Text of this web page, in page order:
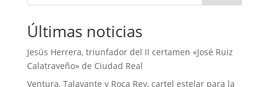
Últimas noticias
Jesús Herrera, triunfador del II certamen «José Ruiz
Calatraveño» de Ciudad Real
Ventura, Talavante y Roca Rey, cartel estelar para la